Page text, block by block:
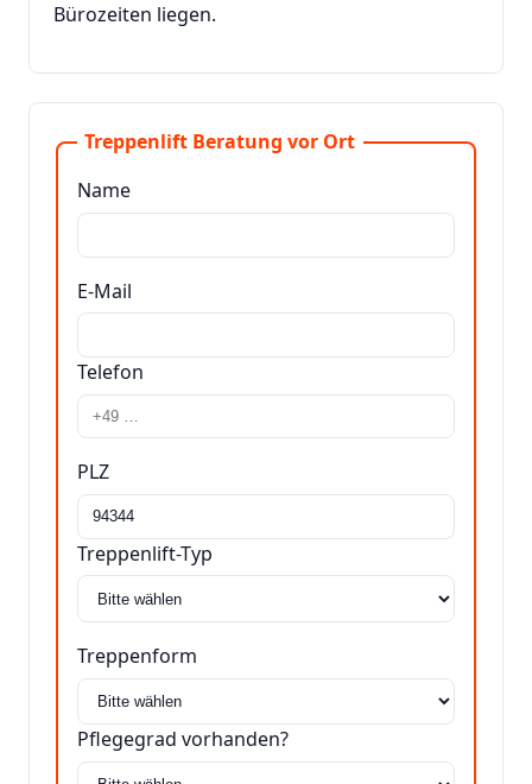
Bürozeiten liegen.
Treppenlift Beratung vor Ort
Name
E-Mail
Telefon
PLZ
Treppenlift-Typ
Treppenform
Pflegegrad vorhanden?